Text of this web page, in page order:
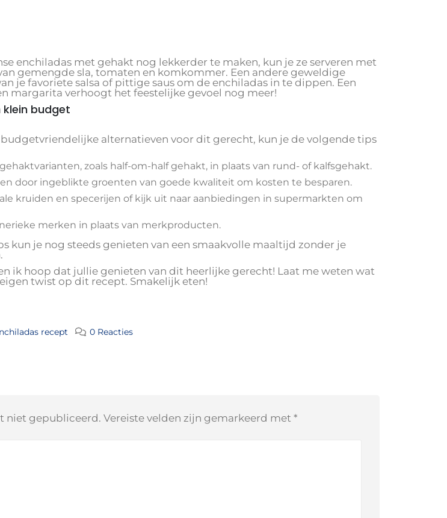
enchiladas met gehakt nog lekkerder te maken, kun je ze serveren met
gemengde sla, tomaten en komkommer. Een andere geweldige
je favoriete salsa of pittige saus om de enchiladas in te dippen. Een
margarita verhoogt het feestelijke gevoel nog meer!
budget
budgetvriendelijke alternatieven voor dit gerecht, kun je de volgende tips
zoals half-om-half gehakt, in plaats van rund- of kalfsgehakt.
door ingeblikte groenten van goede kwaliteit om kosten te besparen.
kruiden en specerijen of kijk uit naar aanbiedingen in supermarkten om
merken in plaats van merkproducten.
kun je nog steeds genieten van een smaakvolle maaltijd zonder je
ik hoop dat jullie genieten van dit heerlijke gerecht! Laat me weten wat
twist op dit recept. Smakelijk eten!
recept 0 Reacties
niet gepubliceerd. Vereiste velden zijn gemarkeerd met *